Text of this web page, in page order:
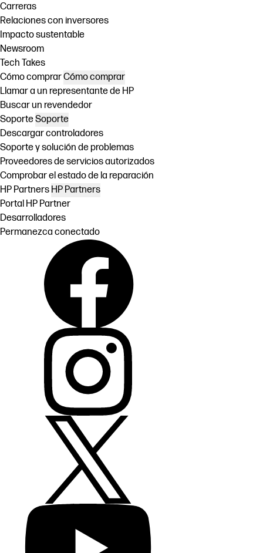
Carreras
Relaciones con inversores
Impacto sustentable
Newsroom
Tech Takes
Cómo comprarCómo comprar
Llamar a un representante de HP
Buscar un revendedor
SoporteSoporte
Descargar controladores
Soporte y solución de problemas
Proveedores de servicios autorizados
Comprobar el estado de la reparación
HP Partners HP Partners
Portal HP Partner
Desarrolladores
Permanezca conectado